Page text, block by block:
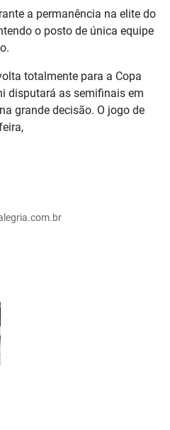
a permanência na elite do
o posto de única equipe
totalmente para a Copa
disputará as semifinais em
grande decisão. O jogo de